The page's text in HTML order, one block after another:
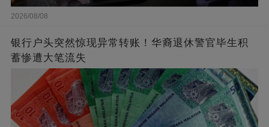
2026/08/08
银行户头突然惊现异常转账！华裔退休警官毕生积
蓄惨遭大笔流失